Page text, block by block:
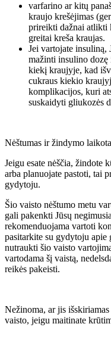
varfarino ar kitų
kraujo krešėjimas
prireikti dažnai atlikti
greitai kreša kraujas.
Jei vartojate insuliną,
mažinti insulino dozę
kiekį kraujyje, kad
cukraus kiekio
komplikacijos, kuri
suskaidyti gliukozės
Nėštumas ir žindymo
Jeigu esate nėščia, žindote
arba planuojate pastoti, tai
gydytoju.
Šio vaisto nėštumo metu
gali pakenkti Jūsų
rekomenduojama vartoti
pasitarkite su gydytoju
nutraukti šio vaisto
vartodama šį vaistą,
reikės pakeisti.
Nežinoma, ar jis
vaisto, jeigu maitinate